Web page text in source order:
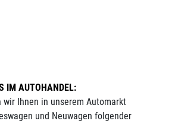
IM AUTOHANDEL:
Ihnen in unserem Automarkt
und Neuwagen folgender